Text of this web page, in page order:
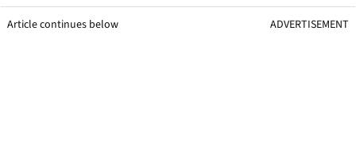
Article continues below ADVERTISEMENT